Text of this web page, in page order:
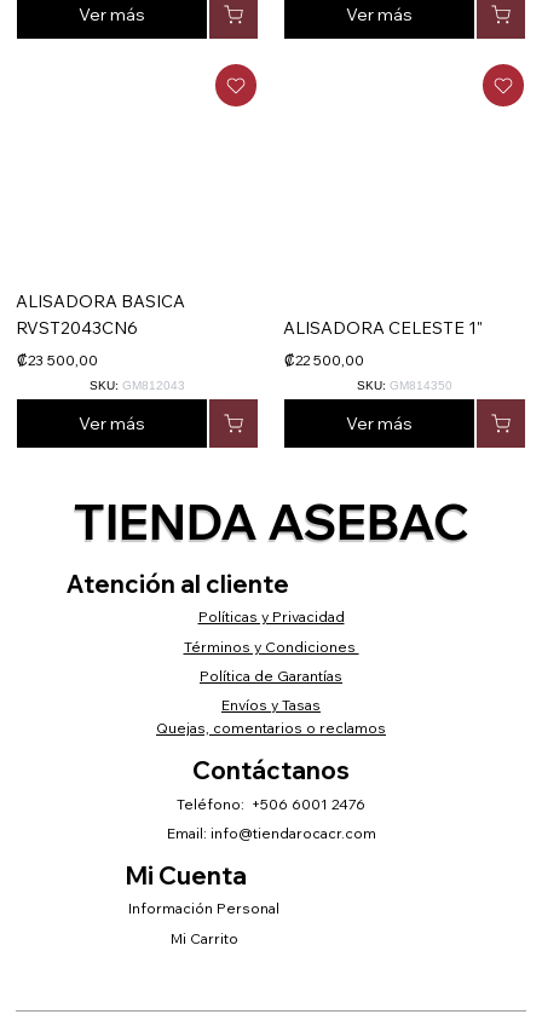
Ver más Ver más
ALISADORA BASICA
RVST2043CN6
₡23 500,00
Ver más
SKU: GM812043
ALISADORA CELESTE 1"
₡22 500,00
Ver más
SKU:GM814350
TIENDA ASEBAC
Atención al cliente
Políticas y Privacidad
Términos y Condiciones
Envíos y Tasas
Política de Garantías
Quejas, comentarios o reclamos
Mi Cuenta
Información Personal
Mi Carrito
Contáctanos
Teléfono: +506 6001 2476
Email: info@tiendarocacr.com